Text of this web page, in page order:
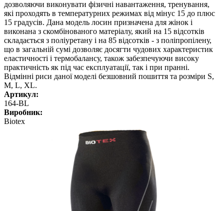
дозволяючи виконувати фізичні навантаження, тренування,
які проходять в температурних режимах від мінус 15 до плюс
15 градусів. Дана модель лосин призначена для жінок і
виконана з скомбінованого матеріалу, який на 15 відсотків
складається з поліуретану і на 85 відсотків - з поліпропілену,
що в загальній сумі дозволяє досягти чудових характеристик
еластичності і термобалансу, також забезпечуючи високу
практичність як під час експлуатації, так і при пранні.
Відмінні риси даної моделі безшовний пошиття та розміри S,
M, L, XL.
Артикул:
164-BL
Виробник:
Biotex